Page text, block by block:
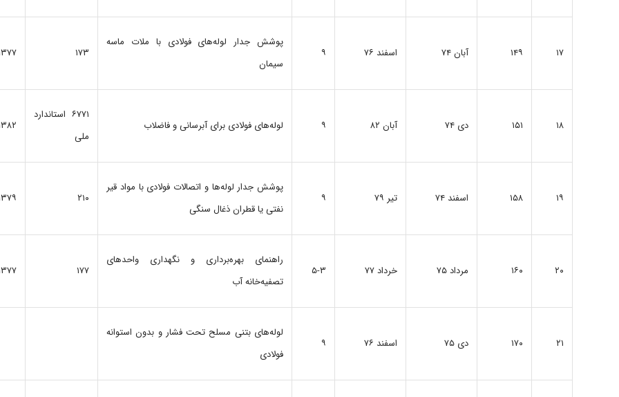
۱۷ ۱۴۹ آبان ۷۴ اسفند ۷۶ ۹
پوشش‌ جدار لوله‌های‌ فولادی‌ با ملات‌ ماسه‌
سیمان‌
۱۷۳
۱۸ ۱۵۱ دی ۷۴ آبان ۸۲ ۹ لوله‌های‌ فولادی‌ برای‌ آبرسانی‌ و فاضلاب‌
۶۷۷۱ استاندارد
ملی
۱۹ ۱۵۸ اسفند ۷۴ تیر ۷۹ ۹
پوشش‌ جدار لوله‌ها و اتصالات‌ فولادی‌ با مواد ‌قیر
نفتی‌ یا قطران‌ ذغال‌ سنگی‌
۲۱۰
۲۰ ۱۶۰ مرداد ۷۵ خرداد ۷۷ ۵-۳
راهنمای‌ بهره‌برداری‌ و نگهداری‌ واحدهای‌
تصفیه‌خانه‌ آب
۱۷۷
۲۱ ۱۷۰ دی ۷۵ اسفند ۷۶ ۹
لوله‌های‌ بتنی‌ مسلح‌ تحت‌ فشار و بدون‌ استوانه‌
فولادی‌